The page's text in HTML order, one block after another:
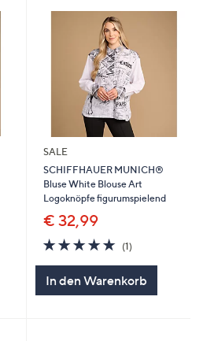
SALE
SCHIFFHAUER MUNICH®
Bluse White Blouse Art
Logoknöpfe figurumspielend
€ 32,99
5.0
von
(1)1
In den Warenkorb